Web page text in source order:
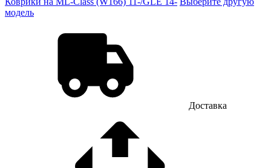
модель
Доставка